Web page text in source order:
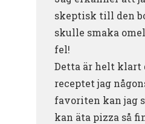
skeptisk till den
skulle smaka
fel!
Detta är helt klart
receptet jag
favoriten kan jag
kan äta pizza så